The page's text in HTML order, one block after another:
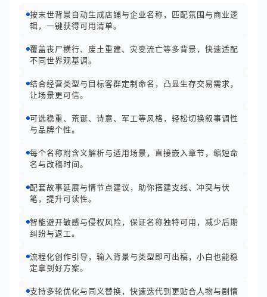
按末世背景自动生成店铺与企业名称，匹配氛围与商业逻
辑，一键获得可用清单。
覆盖丧尸横行、废土重建、灾变流亡等多背景，快速适配
不同世界观基调。
结合经营类型与目标客群定制命名，凸显生存交易需求，
让场景更可信。
可选稳重、荒诞、诗意、军工等风格，轻松切换叙事调性
与品牌个性。
每个名称附含义解析与适用场景，直接嵌入章节，缩短命
名与改稿时间。
配套故事延展与情节点建议，助你搭建支线、冲突与伏
笔，提升可读性。
智能避开敏感与侵权风险，保证名称独特可用，减少后期
纠纷与返工。
流程化创作引导，输入背景与类型即可出稿，小白也能稳
定拿到好方案。
支持多轮优化与同义替换，快速迭代到更贴合人物与剧情